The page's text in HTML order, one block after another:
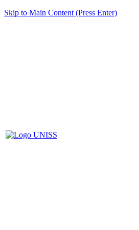
Skip to Main Content (Press Enter)